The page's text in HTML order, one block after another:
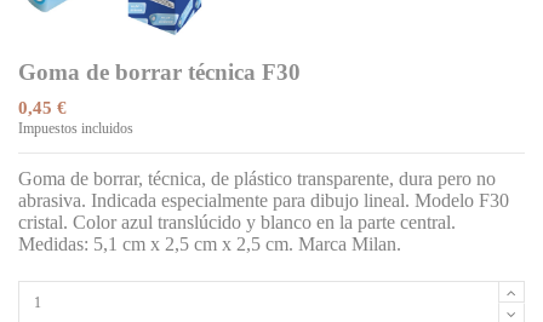
Goma de borrar técnica F30
0,45 €
Impuestos incluidos
Goma de borrar, técnica, de plástico transparente, dura pero no
abrasiva. Indicada especialmente para dibujo lineal. Modelo F30
cristal. Color azul translúcido y blanco en la parte central.
Medidas: 5,1 cm x 2,5 cm x 2,5 cm. Marca Milan.